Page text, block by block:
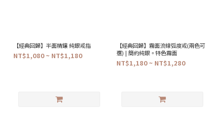
【經典回歸】半面精鑲 純銀戒指
NT$1,080 ~ NT$1,180
【經典回歸】霧面流線弧度戒(兩色可
選) | 簡約純銀。特色霧面
NT$1,180 ~ NT$1,280